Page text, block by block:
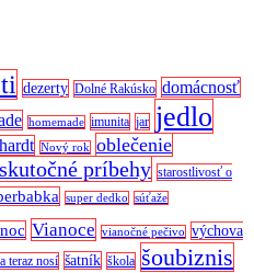
dezerty Dolné Rakúsko domácnosť
homemade imunita jar jedlo
Nový rok oblečenie
skutočné príbehy starostlivosť o
super dedko súťaže
Vianoce vianočné pečivo
výchova
teraz nosí šatník škola šoubiznis